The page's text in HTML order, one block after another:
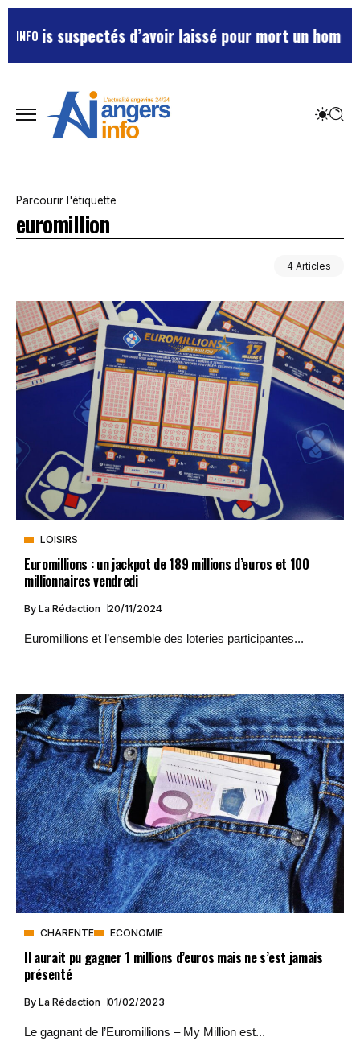
INFOsuspectés d’avoir laissé pour mort un homme
Parcourir l'étiquette
euromillion
4 Articles
LOISIRS
Euromillions : un jackpot de 189 millions d’euros et 100
millionnaires vendredi
By La Rédaction 20/11/2024
Euromillions et l’ensemble des loteries participantes...
CHARENTE ECONOMIE
Il aurait pu gagner 1 millions d’euros mais ne s’est jamais
présenté
By La Rédaction 01/02/2023
Le gagnant de l’Euromillions – My Million est...